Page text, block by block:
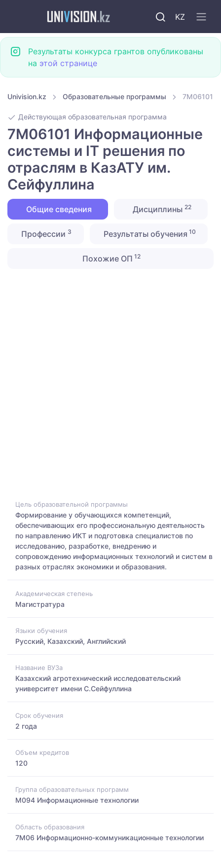
KZ
Результаты конкурса грантов опубликованы
на этой странице
Univision.kz Образовательные программы 7M06101
Действующая образовательная программа
7M06101 Информационные
системы и IT решения по
отраслям в КазАТУ им.
Сейфуллина
Общие сведения Дисциплины 22
Профессии 3 Результаты обучения 10
Похожие ОП 12
Цель образовательной программы
Формирование у обучающихся компетенций,
обеспечивающих его профессиональную деятельность
по направлению ИКТ и подготовка специалистов по
исследованию, разработке, внедрению и
сопровождению информационных технологий и систем в
разных отраслях экономики и образования.
Академическая степень
Магистратура
Языки обучения
Русский, Казахский, Английский
Название ВУЗа
Казахский агротехнический исследовательский
университет имени С.Сейфуллина
Срок обучения
2 года
Объем кредитов
120
Группа образовательных программ
M094 Информационные технологии
Область образования
7M06 Информационно-коммуникационные технологии